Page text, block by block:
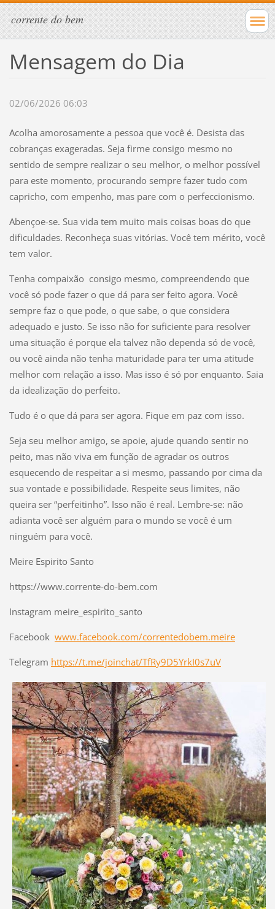
corrente do bem
Mensagem do Dia
02/06/2026 06:03
Acolha amorosamente a pessoa que você é. Desista das
cobranças exageradas. Seja firme consigo mesmo no
sentido de sempre realizar o seu melhor, o melhor possível
para este momento, procurando sempre fazer tudo com
capricho, com empenho, mas pare com o perfeccionismo.
Abençoe-se. Sua vida tem muito mais coisas boas do que
dificuldades. Reconheça suas vitórias. Você tem mérito, você
tem valor.
Tenha compaixão consigo mesmo, compreendendo que
você só pode fazer o que dá para ser feito agora. Você
sempre faz o que pode, o que sabe, o que considera
adequado e justo. Se isso não for suficiente para resolver
uma situação é porque ela talvez não dependa só de você,
ou você ainda não tenha maturidade para ter uma atitude
melhor com relação a isso. Mas isso é só por enquanto. Saia
da idealização do perfeito.
Tudo é o que dá para ser agora. Fique em paz com isso.
Seja seu melhor amigo, se apoie, ajude quando sentir no
peito, mas não viva em função de agradar os outros
esquecendo de respeitar a si mesmo, passando por cima da
sua vontade e possibilidade. Respeite seus limites, não
queira ser “perfeitinho”. Isso não é real. Lembre-se: não
adianta você ser alguém para o mundo se você é um
ninguém para você.
Meire Espirito Santo
https://www.corrente-do-bem.com
Instagram meire_espirito_santo
Facebook www.facebook.com/correntedobem.meire
Telegram https://t.me/joinchat/TfRy9D5YrkI0s7uV